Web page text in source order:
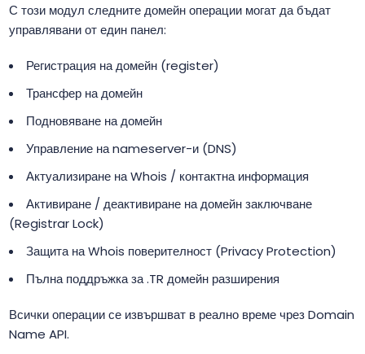
С този модул следните домейн операции могат да бъдат
управлявани от един панел:
Регистрация на домейн (register)
Трансфер на домейн
Подновяване на домейн
Управление на nameserver-и (DNS)
Актуализиране на Whois / контактна информация
Активиране / деактивиране на домейн заключване
(Registrar Lock)
Защита на Whois поверителност (Privacy Protection)
Пълна поддръжка за .TR домейн разширения
Всички операции се извършват в реално време чрез Domain
Name API.